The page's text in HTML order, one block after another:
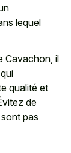
lequel
Cavachon, il
qualité et
de
pas